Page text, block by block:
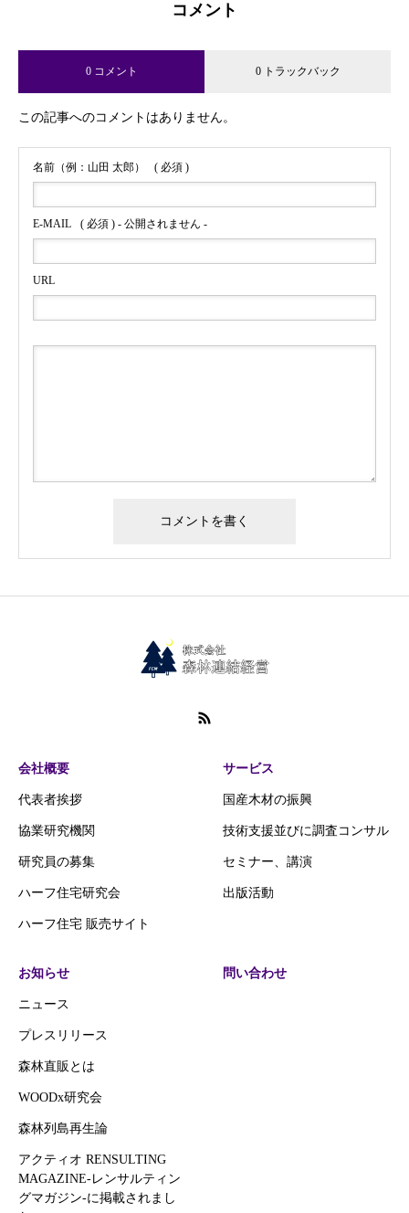
コメント
0 コメント 0 トラックバック
この記事へのコメントはありません。
名前（例：山田 太郎） ( 必須 )
E-MAIL ( 必須 ) - 公開されません -
URL
会社概要
代表者挨拶
協業研究機関
研究員の募集
ハーフ住宅研究会
ハーフ住宅 販売サイト
サービス
国産木材の振興
技術支援並びに調査コンサル
セミナー、講演
出版活動
お知らせ
ニュース
プレスリリース
森林直販とは
WOODx研究会
森林列島再生論
アクティオ RENSULTING
MAGAZINE-レンサルティン
グマガジン‐に掲載されまし
問い合わせ